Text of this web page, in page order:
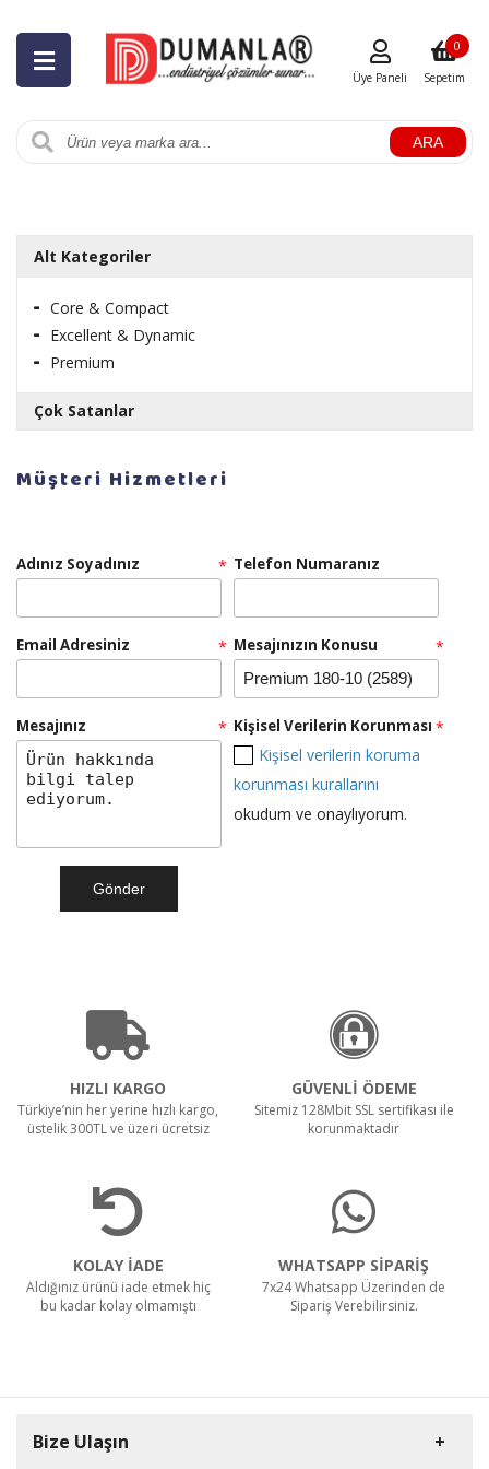
ARA
Üye Paneli Sepetim
0
Alt Kategoriler
Core & Compact
Excellent & Dynamic
Premium
Çok Satanlar
RULOPAK SENSÖRLÜ HAVLU MAKİNESİ 26 CM -
BEYAZ
Teklif Al!
SR 1601 B Akülü
CTS40 MC Z22 EXA
Müşteri Hizmetleri
Adınız Soyadınız * Telefon Numaranız
Email Adresiniz * Mesajınızın Konusu *
Mesajınız * Kişisel Verilerin Korunması
Kişisel verilerin koruma
korunması kurallarını
okudum ve onaylıyorum.
*
HIZLI KARGO
Türkiye’nin her yerine hızlı kargo,
üstelik 300TL ve üzeri ücretsiz
GÜVENLİ ÖDEME
Sitemiz 128Mbit SSL sertifikası ile
korunmaktadır
KOLAY İADE
Aldığınız ürünü iade etmek hiç
bu kadar kolay olmamıştı
WHATSAPP SİPARİŞ
7x24 Whatsapp Üzerinden de
Sipariş Verebilirsiniz.
Bize Ulaşın